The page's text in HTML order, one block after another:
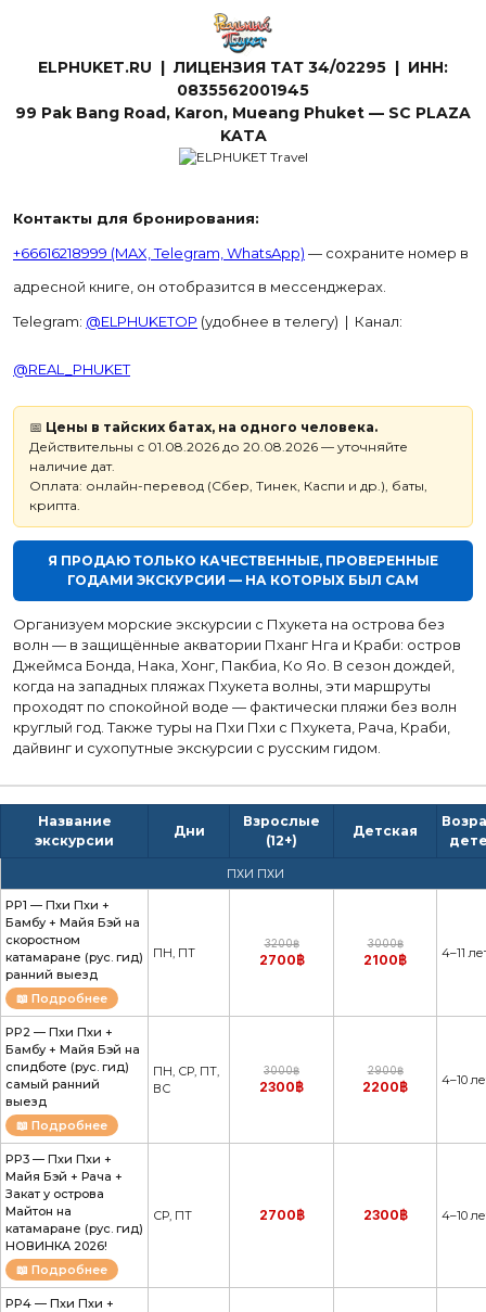
ELPHUKET.RU | ЛИЦЕНЗИЯ ТАТ 34/02295 | ИНН:
0835562001945
99 Pak Bang Road, Karon, Mueang Phuket — SC PLAZA
KATA
Контакты для бронирования:
+66616218999 (MAX, Telegram, WhatsApp) — сохраните номер в
адресной книге, он отобразится в мессенджерах.
Telegram: @ELPHUKETOP (удобнее в телегу) | Канал:
@REAL_PHUKET
📅 Цены в тайских батах, на одного человека.
Действительны с 01.08.2026 до 20.08.2026 — уточняйте
наличие дат.
Оплата: онлайн-перевод (Сбер, Тинек, Каспи и др.), баты,
крипта.
Я ПРОДАЮ ТОЛЬКО КАЧЕСТВЕННЫЕ, ПРОВЕРЕННЫЕ
ГОДАМИ ЭКСКУРСИИ — НА КОТОРЫХ БЫЛ САМ
Организуем морские экскурсии с Пхукета на острова без
волн — в защищённые акватории Пханг Нга и Краби: остров
Джеймса Бонда, Нака, Хонг, Пакбиа, Ко Яо. В сезон дождей,
когда на западных пляжах Пхукета волны, эти маршруты
проходят по спокойной воде — фактически пляжи без волн
круглый год. Также туры на Пхи Пхи с Пхукета, Рача, Краби,
дайвинг и сухопутные экскурсии с русским гидом.
Название
экскурсии
Дни
Взрослые
(12+)
Детская
ПХИ ПХИ
PP1 — Пхи Пхи +
Бамбу + Майя Бэй на
скоростном
катамаране (рус. гид)
ранний выезд
📖 Подробнее
ПН, ПТ
3200฿
2700฿
3000฿
2100฿ 4–11
PP2 — Пхи Пхи +
Бамбу + Майя Бэй на
спидботе (рус. гид)
самый ранний
выезд
📖 Подробнее
ПН, СР, ПТ,
ВС
3000฿
2300฿
2900฿
2200฿ 4–10
PP3 — Пхи Пхи +
Майя Бэй + Рача +
Закат у острова
Майтон на
катамаране (рус. гид)
НОВИНКА 2026!
📖 Подробнее
СР, ПТ 2700฿ 2300฿ 4–10
PP4 — Пхи Пхи +